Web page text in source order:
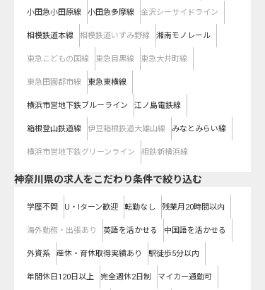
小田急小田原線 小田急多摩線 金沢シーサイドライン
相模鉄道本線 相模鉄道いずみ野線 湘南モノレール
東急こどもの国線 東急目黒線 東急大井町線
東急田園都市線 東急東横線
横浜市営地下鉄ブルーライン 江ノ島電鉄線
箱根登山鉄道線 伊豆箱根鉄道大雄山線 みなとみらい線
横浜市営地下鉄グリーンライン 相鉄新横浜線
神奈川県の求人をこだわり条件で絞り込む
学歴不問 U・Iターン歓迎 転勤なし 残業月20時間以内
海外勤務・出張あり 英語を活かせる 中国語を活かせる
外資系 産休・育休取得実績あり 駅徒歩5分以内
年間休日120日以上 完全週休2日制 マイカー通勤可